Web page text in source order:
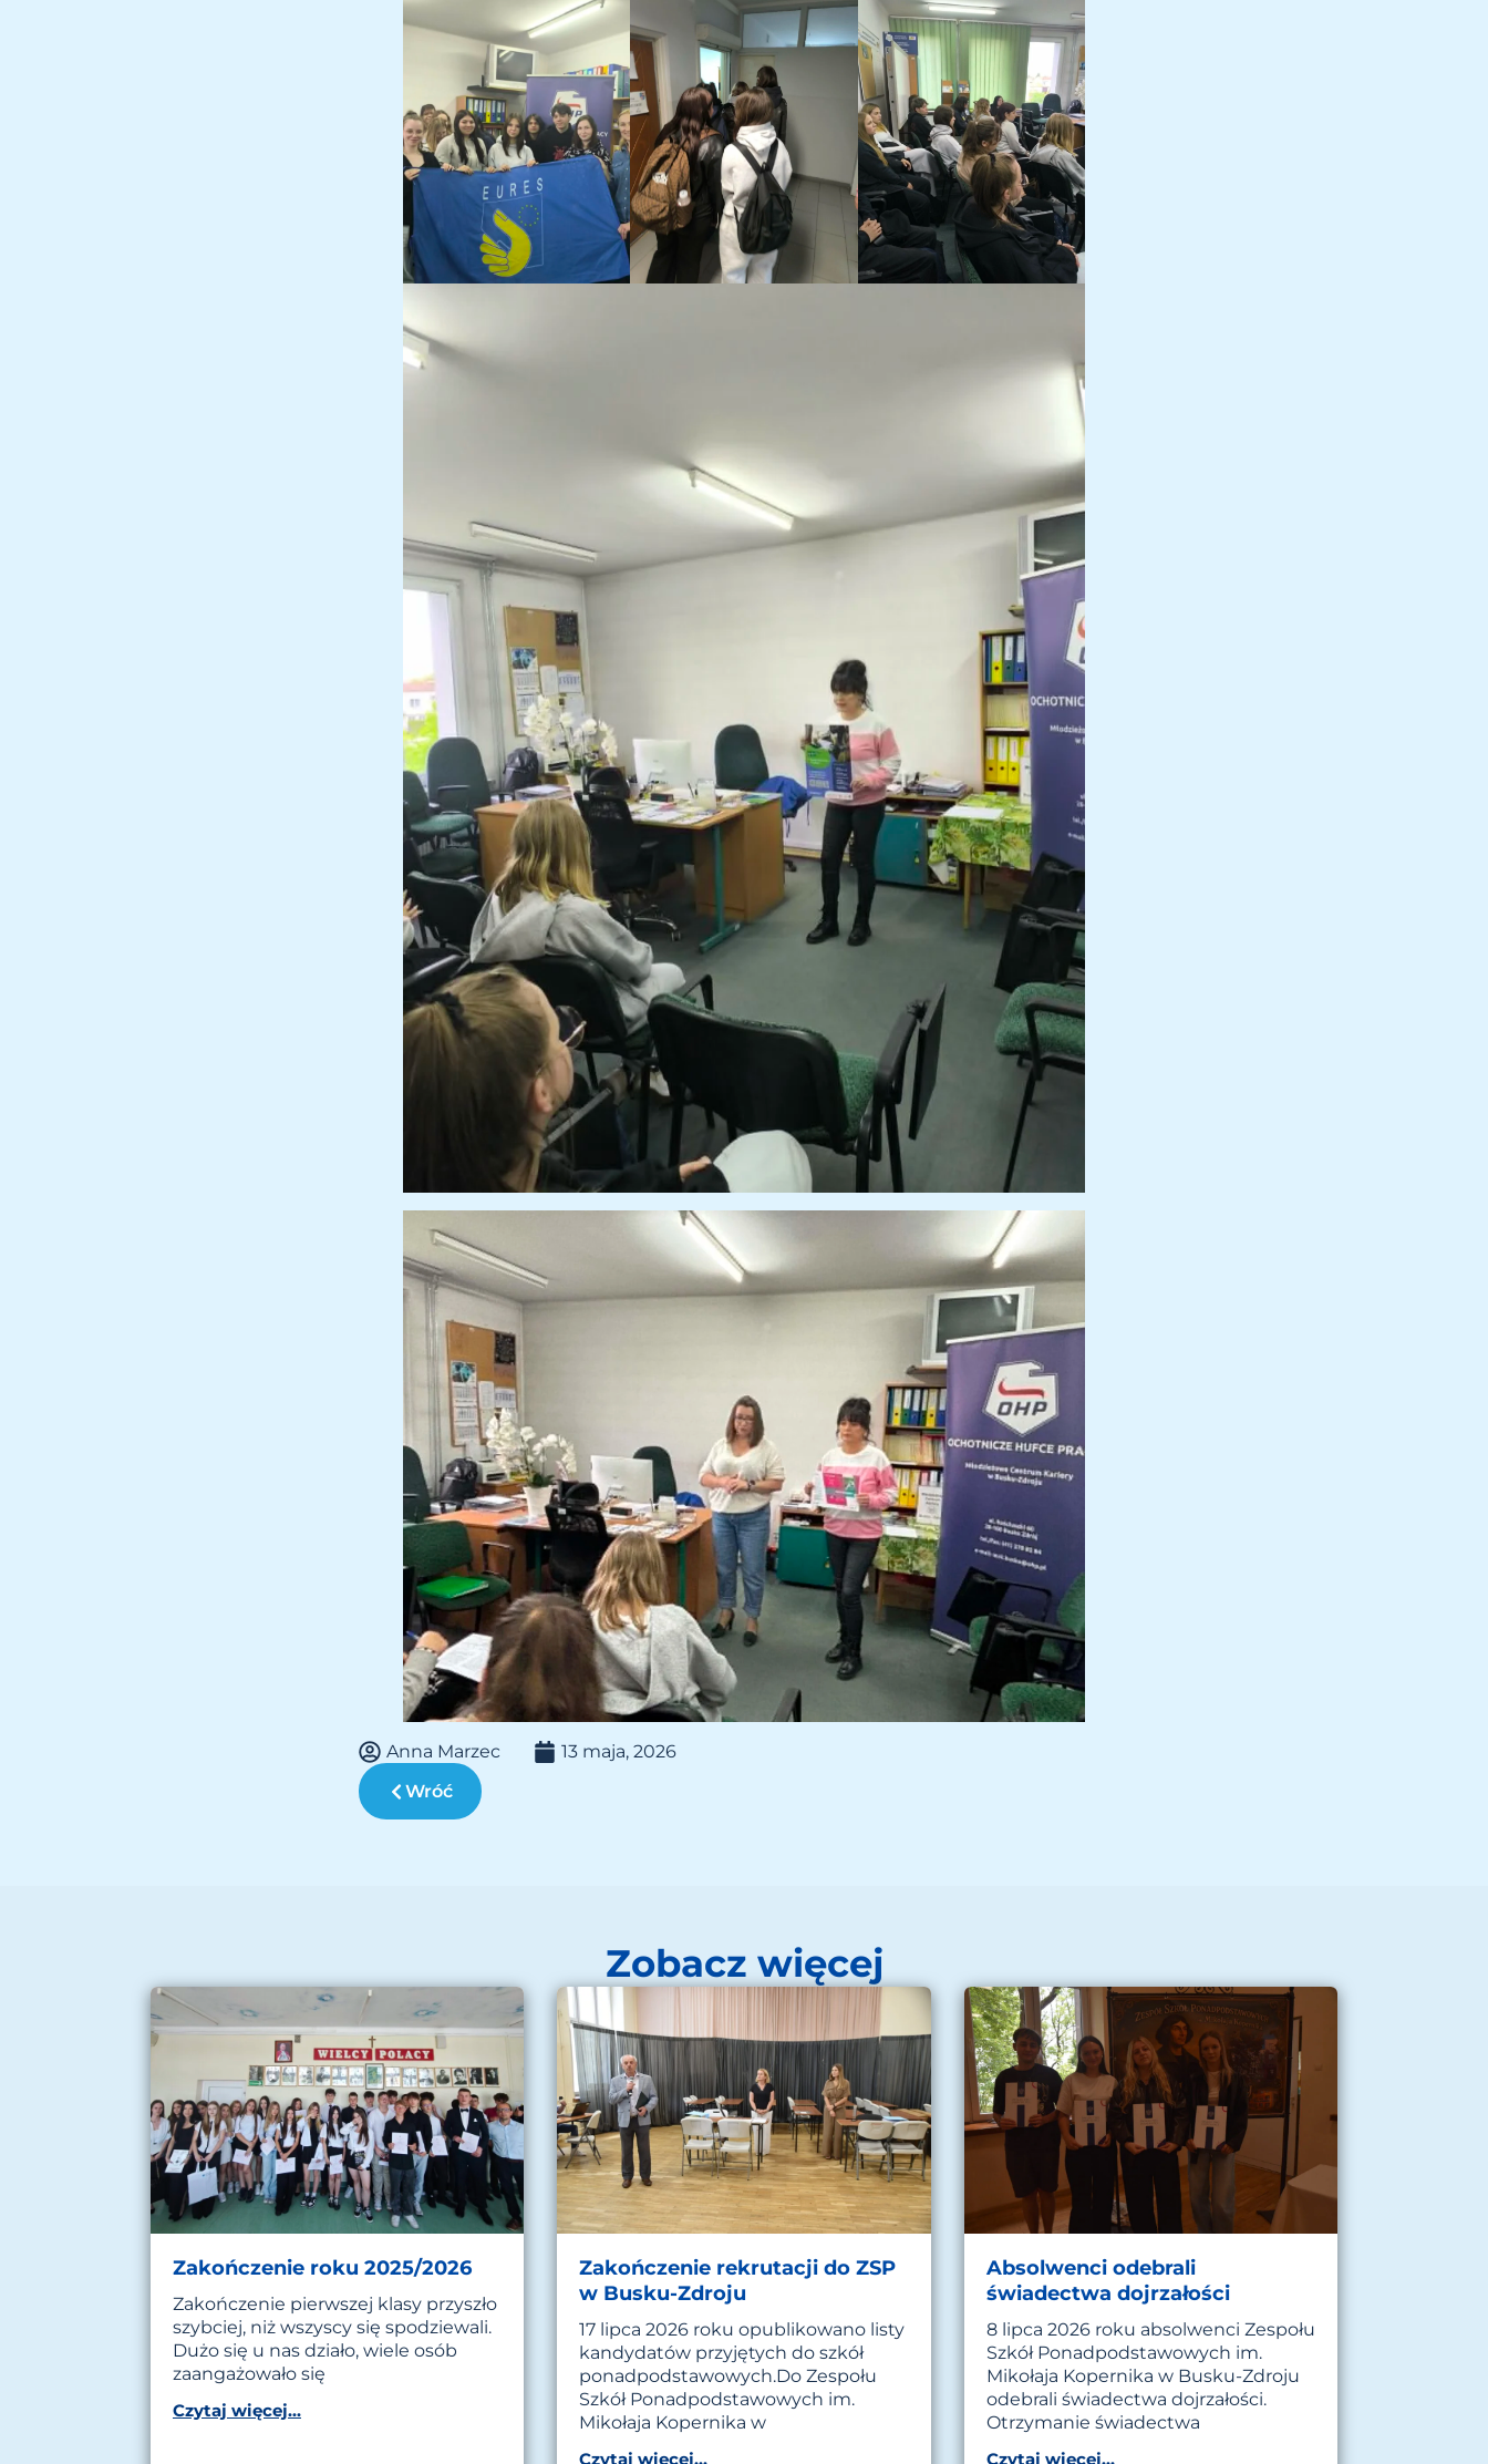
Anna Marzec
13 maja, 2026
Wróć
Zobacz więcej
Zakończenie roku 2025/2026
Zakończenie pierwszej klasy przyszło
szybciej, niż wszyscy się spodziewali.
Dużo się u nas działo, wiele osób
zaangażowało się
Czytaj więcej...
Zakończenie rekrutacji do ZSP
w Busku-Zdroju
17 lipca 2026 roku opublikowano listy
kandydatów przyjętych do szkół
ponadpodstawowych.Do Zespołu
Szkół Ponadpodstawowych im.
Mikołaja Kopernika w
Czytaj więcej...
Absolwenci odebrali
świadectwa dojrzałości
8 lipca 2026 roku absolwenci Zespołu
Szkół Ponadpodstawowych im.
Mikołaja Kopernika w Busku-Zdroju
odebrali świadectwa dojrzałości.
Otrzymanie świadectwa
Czytaj więcej...